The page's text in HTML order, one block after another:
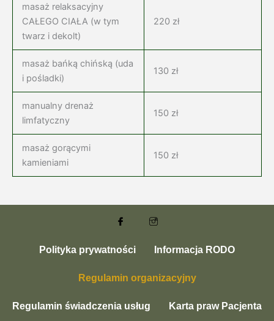
masaż relaksacyjny
CAŁEGO CIAŁA (w tym
twarz i dekolt)
220 zł
masaż bańką chińską (uda
i pośladki)
130 zł
manualny drenaż
limfatyczny
150 zł
masaż gorącymi
kamieniami
150 zł
Polityka prywatności Informacja RODO
Regulamin organizacyjny
Regulamin świadczenia usług Karta praw Pacjenta